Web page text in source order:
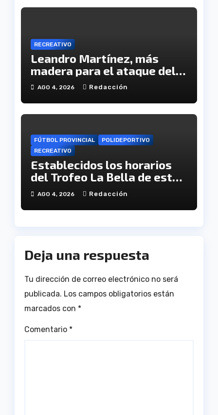
RECREATIVO
Leandro Martínez, más
madera para el ataque del
Decano
AGO 4, 2026 Redacción
FÚTBOL PROVINCIAL
POLIDEPORTIVO
RECREATIVO
Establecidos los horarios
del Trofeo La Bella de este
viernes
AGO 4, 2026 Redacción
Deja una respuesta
Tu dirección de correo electrónico no será
publicada. Los campos obligatorios están
marcados con *
Comentario *